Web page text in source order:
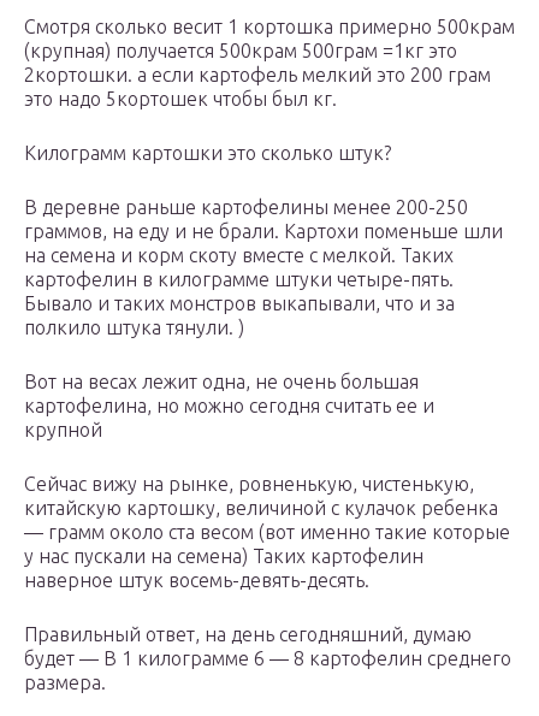
Смотря сколько весит 1 кортошка примерно 500крам
(крупная) получается 500крам 500грам =1кг это
2кортошки. а если картофель мелкий это 200 грам
это надо 5кортошек чтобы был кг.
Килограмм картошки это сколько штук?
В деревне раньше картофелины менее 200-250
граммов, на еду и не брали. Картохи поменьше шли
на семена и корм скоту вместе с мелкой. Таких
картофелин в килограмме штуки четыре-пять.
Бывало и таких монстров выкапывали, что и за
полкило штука тянули. )
Вот на весах лежит одна, не очень большая
картофелина, но можно сегодня считать ее и
крупной
Сейчас вижу на рынке, ровненькую, чистенькую,
китайскую картошку, величиной с кулачок ребенка
— грамм около ста весом (вот именно такие которые
у нас пускали на семена) Таких картофелин
наверное штук восемь-девять-десять.
Правильный ответ, на день сегодняшний, думаю
будет — В 1 килограмме 6 — 8 картофелин среднего
размера.